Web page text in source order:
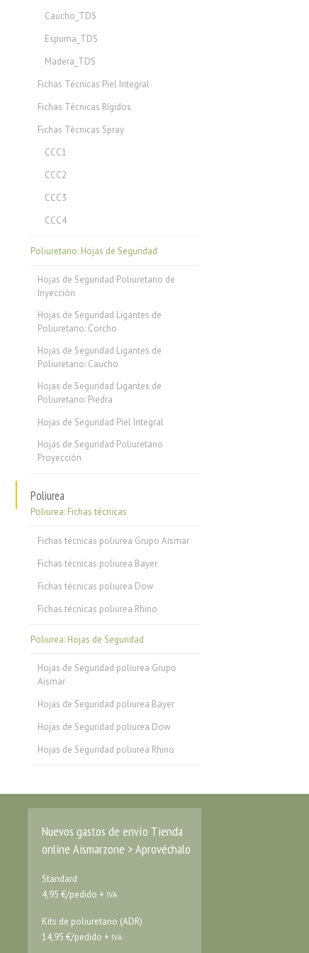
Caucho_TDS
Espuma_TDS
Madera_TDS
Fichas Técnicas Piel Integral
Fichas Técnicas Rígidos
Fichas Técnicas Spray
CCC1
CCC2
CCC3
CCC4
Poliuretano: Hojas de Seguridad
Hojas de Seguridad Poliuretano de
Inyección
Hojas de Seguridad Ligantes de
Poliuretano: Corcho
Hojas de Seguridad Ligantes de
Poliuretano: Caucho
Hojas de Seguridad Ligantes de
Poliuretano: Piedra
Hojas de Seguridad Piel Integral
Hojas de Seguridad Poliuretano
Proyección
Poliurea
Poliurea: Fichas técnicas
Fichas técnicas poliurea Grupo Aismar
Fichas técnicas poliurea Bayer
Fichas técnicas poliurea Dow
Fichas técnicas poliurea Rhino
Poliurea: Hojas de Seguridad
Hojas de Seguridad poliurea Grupo
Aismar
Hojas de Seguridad poliurea Bayer
Hojas de Seguridad poliurea Dow
Hojas de Seguridad poliurea Rhino
Nuevos gastos de envío Tienda
online Aismarzone > Aprovéchalo
Standard
4,95 €/pedido + IVA
Kits de poliuretano (ADR)
14,95 €/pedido + IVA